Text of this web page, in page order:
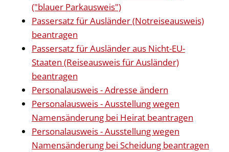
("blauer Parkausweis")
Passersatz für Ausländer (Notreiseausweis)
beantragen
Passersatz für Ausländer aus Nicht-EU-
Staaten (Reiseausweis für Ausländer)
beantragen
Personalausweis - Adresse ändern
Personalausweis - Ausstellung wegen
Namensänderung bei Heirat beantragen
Personalausweis - Ausstellung wegen
Namensänderung bei Scheidung beantragen